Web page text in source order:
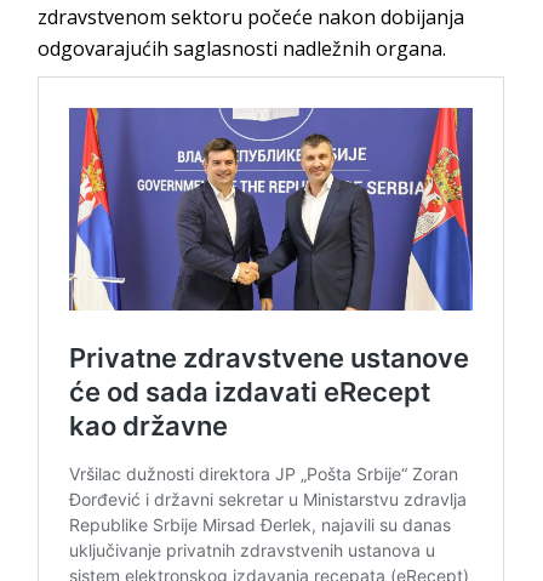
zdravstvenom sektoru počeće nakon dobijanja
odgovarajućih saglasnosti nadležnih organa.